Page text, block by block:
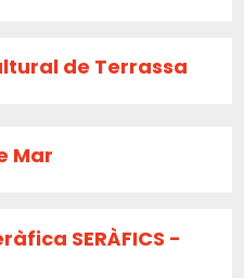
de Terrassa
Mar
SERÀFICS -